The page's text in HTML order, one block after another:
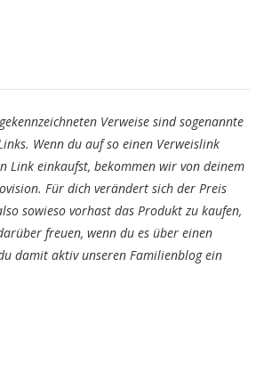
Verweise sind sogenannte
Wenn du auf so einen Verweislink
Link einkaufst, bekommen wir von deinem
Für dich verändert sich der Preis
sowieso vorhast das Produkt zu kaufen,
freuen, wenn du es über einen
damit aktiv unseren Familienblog ein